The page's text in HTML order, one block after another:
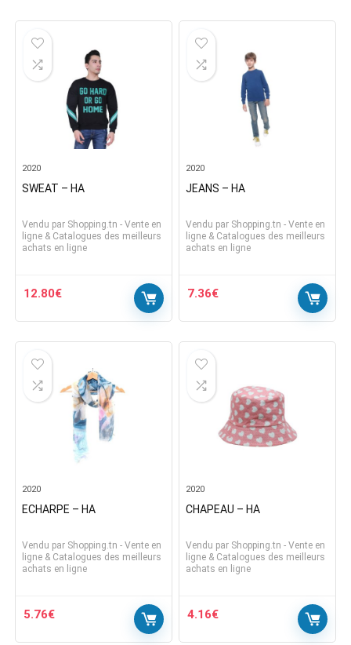
2020
SWEAT – HA
Vendu par Shopping.tn - Vente en
ligne & Catalogues des meilleurs
achats en ligne
12.80€
2020
JEANS – HA
Vendu par Shopping.tn - Vente en
ligne & Catalogues des meilleurs
achats en ligne
7.36€
2020
ECHARPE – HA
Vendu par Shopping.tn - Vente en
ligne & Catalogues des meilleurs
achats en ligne
5.76€
2020
CHAPEAU – HA
Vendu par Shopping.tn - Vente en
ligne & Catalogues des meilleurs
achats en ligne
4.16€